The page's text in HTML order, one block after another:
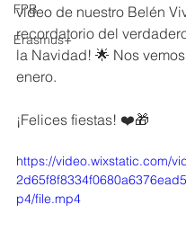
FPB
Erasmus+
vídeo de nuestro Belén
recordatorio del
la Navidad! 🌟 Nos
enero.
¡Felices fiestas! ❤️🎁
https://video.wixstatic.com/
p4/file.mp4